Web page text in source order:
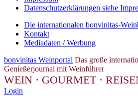
Datenschutzerklärungen siehe
Die internationalen bonvinitas-
Kontakt
Mediadaten / Werbung
bonvinitas Weinportal Das große
Genießerjournal mit Weinführer
WEIN · GOURMET ·
Login